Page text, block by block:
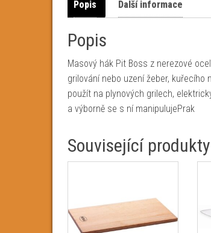
Popis Další informace
Popis
Masový hák Pit Boss z nerezové
grilování nebo uzení žeber,
použít na plynových grilech,
a výborně se s ní manipulujePrak
Související produkty